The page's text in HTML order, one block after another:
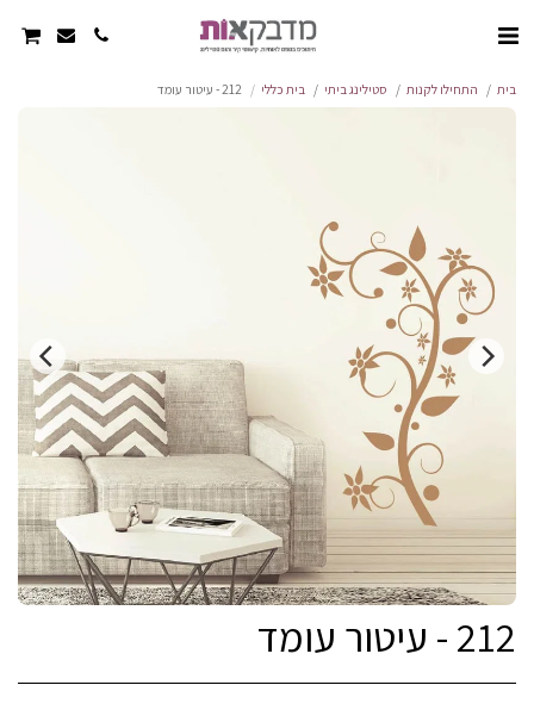
בית התחילו לקנות סטילינג ביתי בית כללי 212 - עיטור עומד
212 - עיטור עומד